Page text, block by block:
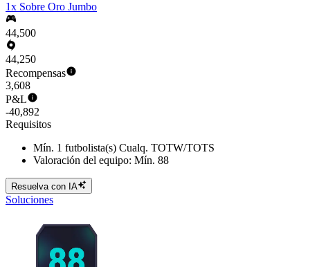
1x Sobre Oro Jumbo
44,500
44,250
Recompensas
3,608
P&L
-40,892
Requisitos
Mín. 1 futbolista(s) Cualq. TOTW/TOTS
Valoración del equipo: Mín. 88
Resuelva con IA
Soluciones